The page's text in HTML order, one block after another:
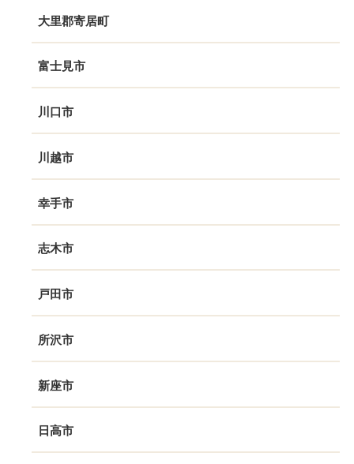
大里郡寄居町
富士見市
川口市
川越市
幸手市
志木市
戸田市
所沢市
新座市
日高市